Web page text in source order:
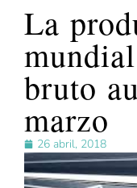
La
bruto
marzo
26 abril, 2018